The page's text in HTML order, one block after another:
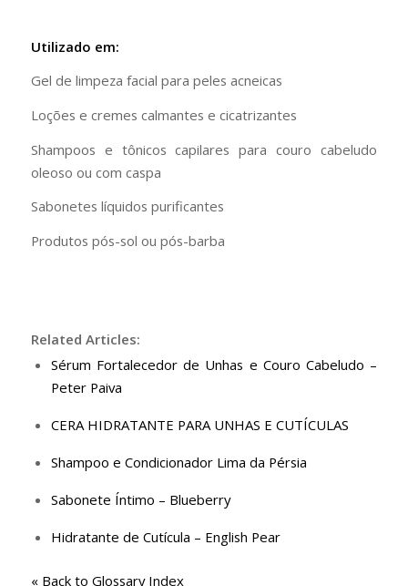
Utilizado em:
Gel de limpeza facial para peles acneicas
Loções e cremes calmantes e cicatrizantes
Shampoos e tônicos capilares para couro cabeludo
oleoso ou com caspa
Sabonetes líquidos purificantes
Produtos pós-sol ou pós-barba
Related Articles:
Sérum Fortalecedor de Unhas e Couro Cabeludo –
Peter Paiva
CERA HIDRATANTE PARA UNHAS E CUTÍCULAS
Shampoo e Condicionador Lima da Pérsia
Sabonete Íntimo – Blueberry
Hidratante de Cutícula – English Pear
« Back to Glossary Index